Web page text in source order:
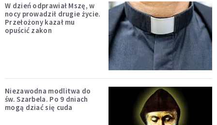
W dzień odprawiał Mszę, w
nocy prowadził drugie życie.
Przełożony kazał mu
opuścić zakon
Niezawodna modlitwa do
św. Szarbela. Po 9 dniach
mogą dziać się cuda